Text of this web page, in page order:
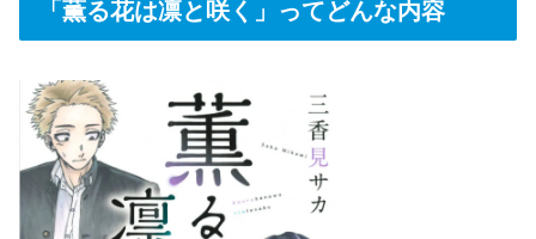
「薫る花は凛と咲く」ってどんな内容